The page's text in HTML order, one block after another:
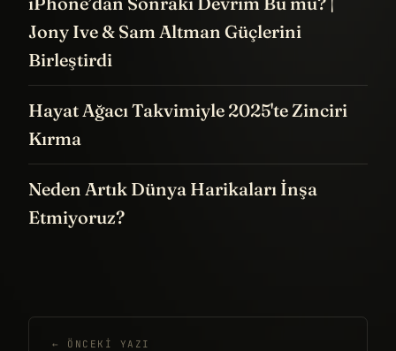
Jony Ive & Sam Altman Güçlerini
Birleştirdi
Hayat Ağacı Takvimiyle 2025'te Zinciri
Kırma
Neden Artık Dünya Harikaları İnşa
Etmiyoruz?
← ÖNCEKI YAZI